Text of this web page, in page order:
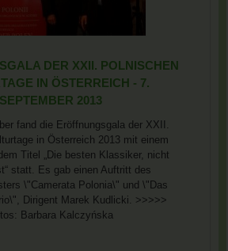
DER XXII. POLNISCHEN
IN ÖSTERREICH - 7.
SEPTEMBER 2013
fand die Eröffnungsgala der XXII.
in Österreich 2013 mit einem
Titel „Die besten Klassiker, nicht
statt. Es gab einen Auftritt des
\"Camerata Polonia\" und \"Das
Dirigent Marek Kudlicki. >>>>>
Barbara Kalczyńska